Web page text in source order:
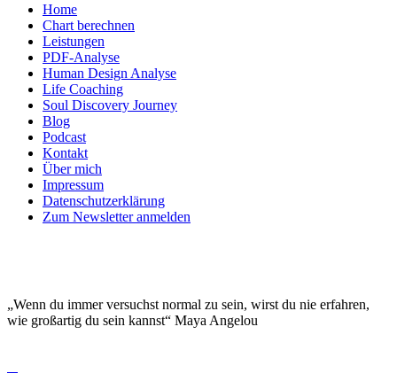
Home
Chart berechnen
Leistungen
PDF-Analyse
Human Design Analyse
Life Coaching
Soul Discovery Journey
Blog
Podcast
Kontakt
Über mich
Impressum
Datenschutzerklärung
Zum Newsletter anmelden
„Wenn du immer versuchst normal zu sein, wirst du nie erfahren,
wie großartig du sein kannst“ Maya Angelou